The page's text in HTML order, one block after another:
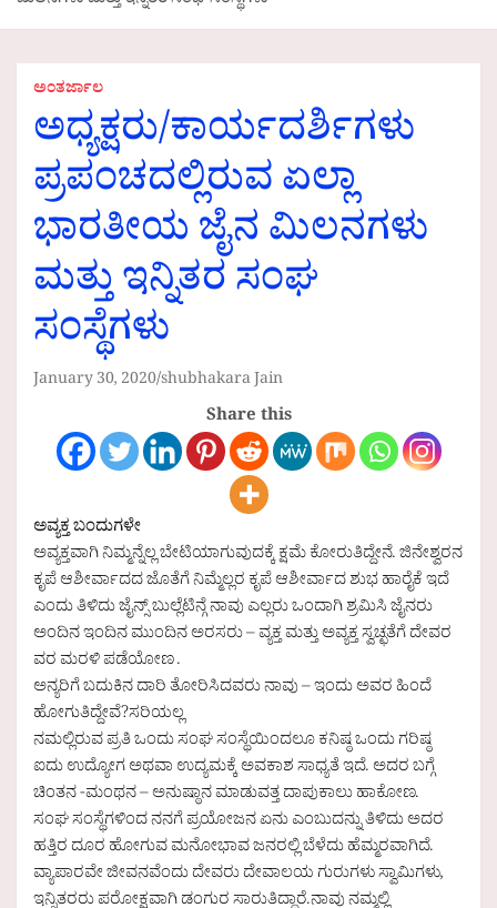
ಅಂತರ್ಜಾಲ
ಅಧ್ಯಕ್ಷರು/ಕಾರ್ಯದರ್ಶಿಗಳು
ಪ್ರಪಂಚದಲ್ಲಿರುವ ಏಲ್ಲಾ
ಭಾರತೀಯ ಜೈನ ಮಿಲನಗಳು
ಮತ್ತು ಇನ್ನಿತರ ಸಂಘ
ಸಂಸ್ಥೆಗಳು
January 30, 2020shubhakara Jain
Share this
ಅವ್ಯಕ್ತ ಬಂದುಗಳೇ
ಅವ್ಯಕ್ತವಾಗಿ ನಿಮ್ಮನ್ನೆಲ್ಲ ಬೇಟಿಯಾಗುವುದಕ್ಕೆ ಕ್ಷಮೆ ಕೋರುತಿದ್ದೇನೆ. ಜಿನೇಶ್ವರನ
ಕೃಪೆ ಆಶೀರ್ವಾದದ ಜೊತೆಗೆ ನಿಮ್ಮೆಲ್ಲರ ಕೃಪೆ ಆಶೀರ್ವಾದ ಶುಭ ಹಾರೈಕೆ ಇದೆ
ಎಂದು ತಿಳಿದು ಜೈನ್ಸ್ ಬುಲ್ಲೆಟಿನ್ಗೆ ನಾವು ಎಲ್ಲರು ಒಂದಾಗಿ ಶ್ರಮಿಸಿ ಜೈನರು
ಅಂದಿನ ಇಂದಿನ ಮುಂದಿನ ಅರಸರು – ವ್ಯಕ್ತ ಮತ್ತು ಅವ್ಯಕ್ತ ಸ್ವಚ್ಛತೆಗೆ ದೇವರ
ವರ ಮರಳಿ ಪಡೆಯೋಣ .
ಅನ್ಯರಿಗೆ ಬದುಕಿನ ದಾರಿ ತೋರಿಸಿದವರು ನಾವು – ಇಂದು ಅವರ ಹಿಂದೆ
ಹೋಗುತಿದ್ದೇವೆ?ಸರಿಯಲ್ಲ
ನಮಲ್ಲಿರುವ ಪ್ರತಿ ಒಂದು ಸಂಘ ಸಂಸ್ಥೆಯಿಂದಲೂ ಕನಿಷ್ಠ ಒಂದು ಗರಿಷ್ಠ
ಐದು ಉದ್ಯೋಗ ಅಥವಾ ಉದ್ಯಮಕ್ಕೆ ಅವಕಾಶ ಸಾಧ್ಯತೆ ಇದೆ. ಅದರ ಬಗ್ಗೆ
ಚಿಂತನ -ಮಂಥನ – ಅನುಷ್ಠಾನ ಮಾಡುವತ್ತ ದಾಪುಕಾಲು ಹಾಕೋಣ.
ಸಂಘ ಸಂಸ್ಥೆಗಳಿಂದ ನನಗೆ ಪ್ರಯೋಜನ ಏನು ಎಂಬುದನ್ನು ತಿಳಿದು ಅದರ
ಹತ್ತಿರ ದೂರ ಹೋಗುವ ಮನೋಭಾವ ಜನರಲ್ಲಿ ಬೆಳೆದು ಹೆಮ್ಮರವಾಗಿದೆ.
ವ್ಯಾಪಾರವೇ ಜೀವನವೆಂದು ದೇವರು ದೇವಾಲಯ ಗುರುಗಳು ಸ್ವಾಮಿಗಳು,
ಇನ್ನಿತರರು ಪರೋಕ್ಷವಾಗಿ ಡಂಗುರ ಸಾರುತಿದ್ದಾರೆ.ನಾವು ನಮ್ಮಲ್ಲಿ